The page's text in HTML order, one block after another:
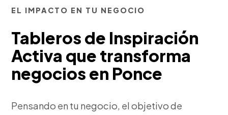
EL IMPACTO EN TU NEGOCIO
Tableros de Inspiración
Activa que transforma
negocios en Ponce
Pensando en tu negocio, el objetivo de